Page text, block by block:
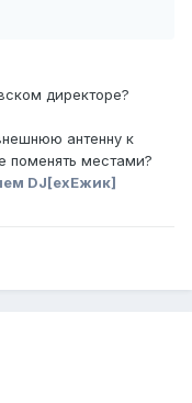
директоре?
антенну к
поменять местами?
DJ[exЕжик]